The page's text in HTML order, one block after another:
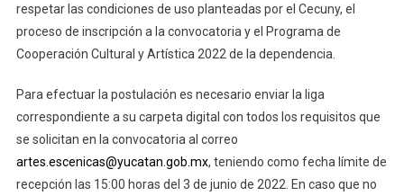
respetar las condiciones de uso planteadas por el Cecuny, el
proceso de inscripción a la convocatoria y el Programa de
Cooperación Cultural y Artística 2022 de la dependencia.
Para efectuar la postulación es necesario enviar la liga
correspondiente a su carpeta digital con todos los requisitos que
se solicitan en la convocatoria al correo
artes.escenicas@yucatan.gob.mx, teniendo como fecha límite de
recepción las 15:00 horas del 3 de junio de 2022. En caso que no